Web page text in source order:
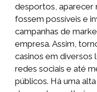
desportos, aparecer
fossem possíveis e
campanhas de
empresa. Assim,
casinos em diversos
redes sociais e até
públicos. Há uma